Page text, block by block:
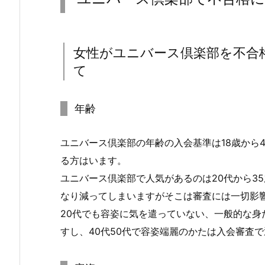
女性がユニバース倶楽部を不
て
年齢
ユニバース倶楽部の年齢の入会基準は18歳か
る方はいます。
ユニバース倶楽部で人気があるのは20代から
なり減ってしまいますがそこは審査には一切影
20代でも容姿に気を遣っていない、一般的な
すし、40代50代で容姿端麗のかたは入会審査